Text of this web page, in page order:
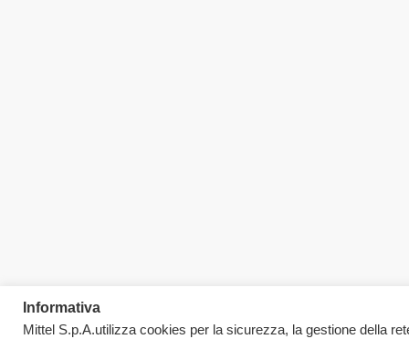
Informativa
Mittel S.p.A.utilizza cookies per la sicurezza, la gestione della